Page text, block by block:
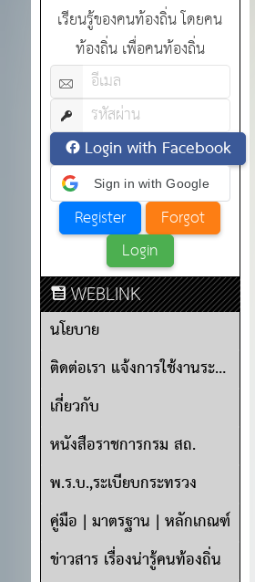
เรียนรู้ของคนท้องถิ่น โดยคน
ท้องถิ่น เพื่อคนท้องถิ่น
Login with Facebook
Sign in with Google
WEBLINK
นโยบาย
ติดต่อเรา แจ้งการใช้งานระบบ
เกี่ยวกับ
หนังสือราชการกรม สถ.
พ.ร.บ.,ระเบียบกระทรวง
คู่มือ | มาตรฐาน | หลักเกณฑ์
ข่าวสาร เรื่องน่ารู้คนท้องถิ่น